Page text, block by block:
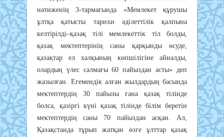
нәтиженің 3-тармағында «Мемлекет құрушы
ұлтқа қатысты тарихи әділеттілік қалпына
келтірілді–қазақ тілі мемлекеттік тіл болды,
қазақ мектептерінің саны қарқынды өсуде,
қазақтар ел халқының көпшілігіне айналды,
олардың үлес салмағы 60 пайыздан асты» деп
жазылған. Егемендік алған жылдардың басында
мектептердің 30 пайызы ғана қазақ тілінде
болса, қазіргі күні қазақ тілінде білім беретін
мектептердің саны 70 пайыздан асқан. Ал,
Қазақстанда тұрып жатқан өзге ұлттар қазақ